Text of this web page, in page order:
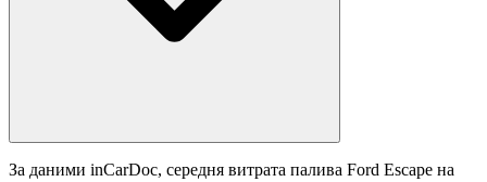
За даними inCarDoc, середня витрата палива Ford Escape на